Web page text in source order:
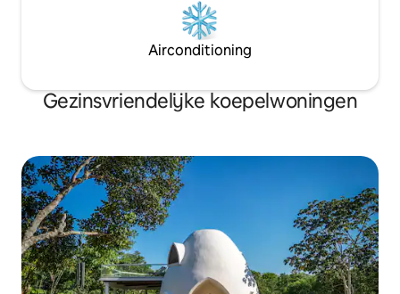
Airconditioning
Gezinsvriendelijke koepelwoningen